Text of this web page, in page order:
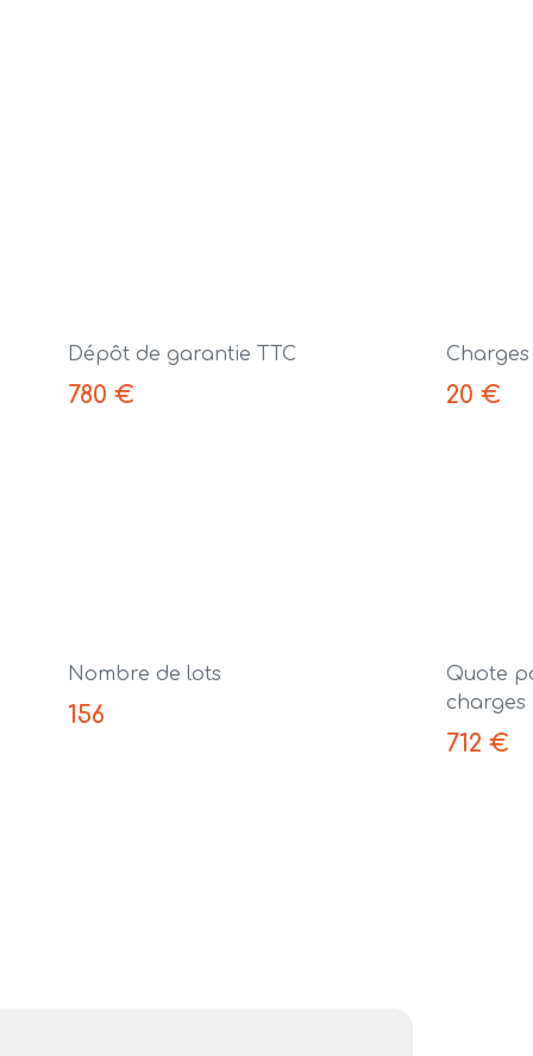
Dépôt de garantie TTC
780 €
Charges
20 €
Nombre de lots
156
Quote
charges
712 €